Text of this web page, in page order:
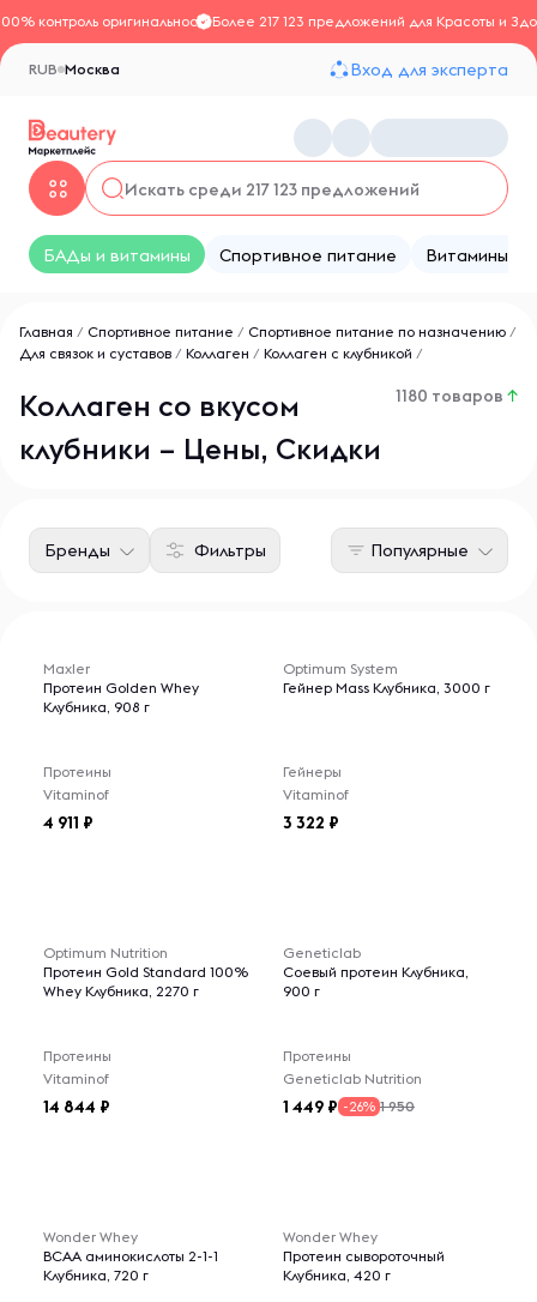
контроль оригинальностиБолее 217 123 предложений для Красоты и
Москва
RUB Вход для эксперта
БАДы и витамины Спортивное питание Витамины
Главная / Спортивное питание / Спортивное питание по назначению /
Для связок и суставов / Коллаген / Коллаген с клубникой /
Коллаген со вкусом
клубники – Цены, Скидки
1180 товаров ↑
Фильтры
Бренды Популярные
Maxler
Протеин Golden Whey
Клубника, 908 г
Протеины
Vitaminof
4 911
Optimum System
Гейнер Mass Клубника, 3000 г
Гейнеры
Vitaminof
3 322
Optimum Nutrition
Протеин Gold Standard 100%
Whey Клубника, 2270 г
Протеины
Vitaminof
14 844
Geneticlab
Соевый протеин Клубника,
900 г
Протеины
Geneticlab Nutrition
1 449 -26% 1 950
Wonder Whey
BCAA аминокислоты 2-1-1
Клубника, 720 г
Wonder Whey
Протеин сывороточный
Клубника, 420 г